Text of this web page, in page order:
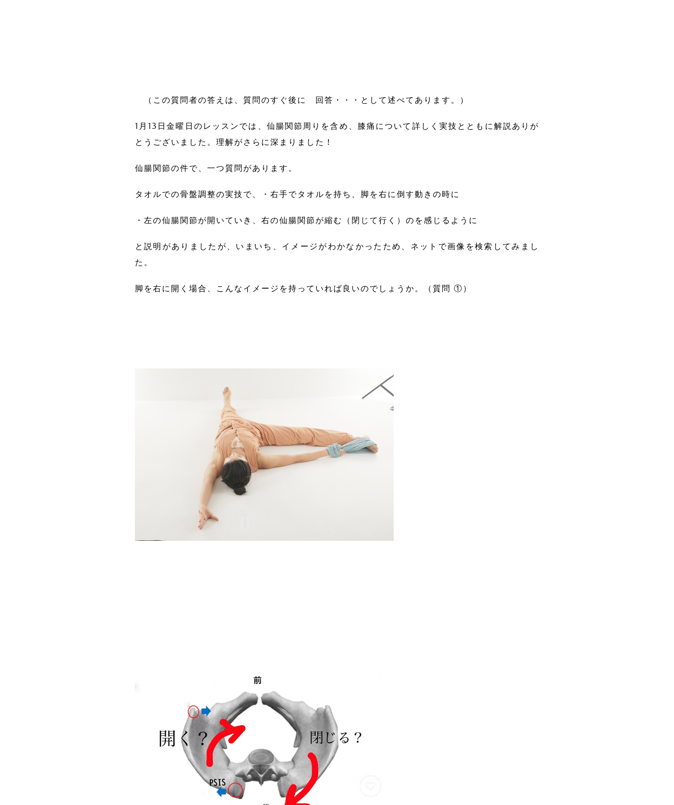
（この質問者の答えは、質問のすぐ後に 回答・・・として述べてあります。）
1月13日金曜日のレッスンでは、仙腸関節周りを含め、膝痛について詳しく実技とともに解説ありが
とうございました。理解がさらに深まりました！
仙腸関節の件で、一つ質問があります。
タオルでの骨盤調整の実技で、・右手でタオルを持ち、脚を右に倒す動きの時に
・左の仙腸関節が開いていき、右の仙腸関節が縮む（閉じて行く）のを感じるように
と説明がありましたが、いまいち、イメージがわかなかったため、ネットで画像を検索してみまし
た。
脚を右に開く場合、こんなイメージを持っていれば良いのでしょうか。（質問 ①）